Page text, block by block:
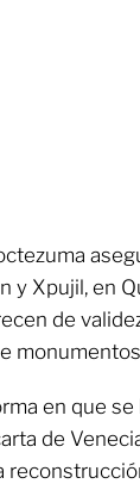
y Xpujil, en
de
en que se
de